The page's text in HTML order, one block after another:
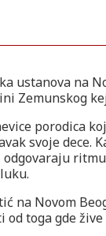
ustanova na
Zemunskog
porodica
svoje
na Novom
toga gde